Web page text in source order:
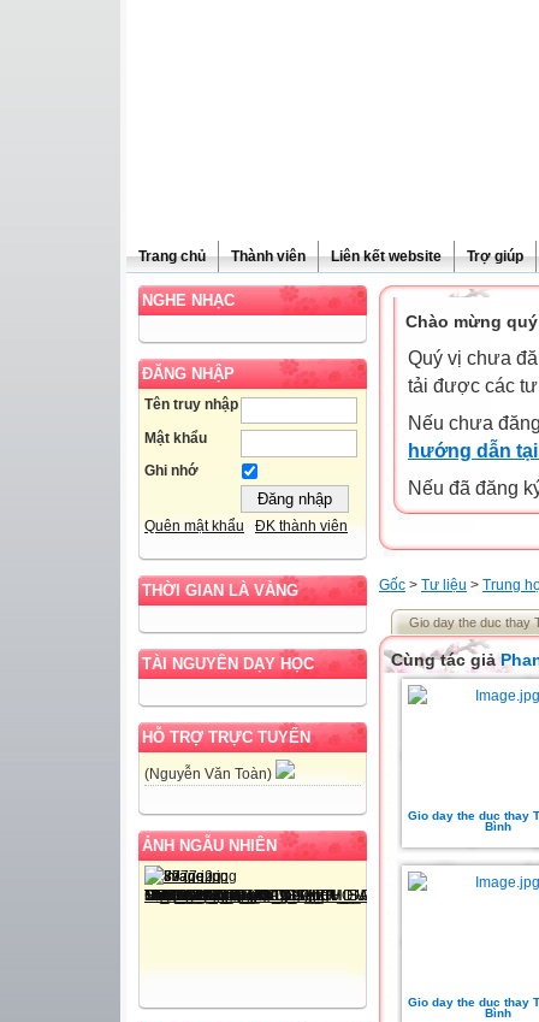
Trang chủ Thành viên Liên kết website Trợ giúp
NGHE NHẠC
ĐĂNG NHẬP
Tên truy nhập
Mật khẩu
Ghi nhớ
Quên mật khẩu ĐK thành viên
THỜI GIAN LÀ VÀNG
TÀI NGUYÊN DẠY HỌC
HỖ TRỢ TRỰC TUYẾN
(Nguyễn Văn Toàn)
ẢNH NGẪU NHIÊN
Chào mừng
Quý vị chưa
tải được các
Nếu chưa
hướng dẫn
Nếu đã đăng
Gốc > Tư liệu > Trung
Gio day the duc thay
Cùng tác giả
Gio day the duc thay
Bình
Gio day the duc thay
Bình